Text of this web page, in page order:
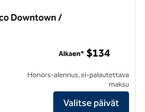
Downtown /
Downtown/Convention Center
Alkaen* $134
Honors-alennus, ei-palautettava
maksu
Valitse päivät